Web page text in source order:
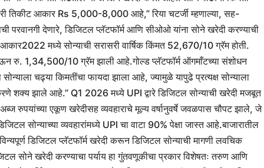
तिकीट आकार Rs 5,000-8,000 आहे,” रिया चटर्जी म्हणाल्या, सह-
परवानगी देणारे, डिजिटल प्लॅटफॉर्म आणि सीओओ यांना सोने खरेदी करण्याची
आकार2022 मध्ये सोन्याची सरासरी वार्षिक किंमत 52,670/10 ग्रॅम होती.
रु. 1,34,500/10 ग्रॅम झाली आहे.गोल्ड प्लॅटफॉर्म ऑगमाँटच्या संशोधन
चढ्या किमतींचा फायदा झाला आहे, ज्यामुळे यापुढे प्रत्यक्ष सोन्याला
शक्य झाले आहे.” Q1 2026 मध्ये UPI द्वारे डिजिटल सोन्याची खरेदी मजबूत
रुपयांच्या एकूण खरेदीसह व्यवहाराचे मूल्य वर्षानुवर्षे जवळपास चौपट झाले, जे
सोन्याच्या व्यवहारांमध्ये UPI चा वाटा 90% पेक्षा जास्त आहे.बाजारातील
डिजिटल प्लॅटफॉर्म खरेदी करून डिजिटल सोन्याची मागणी लवचिक
सोने खरेदी करण्याचा पर्याय हा गुंतवणूकीचा प्रकार विशेषतः तरुण आणि